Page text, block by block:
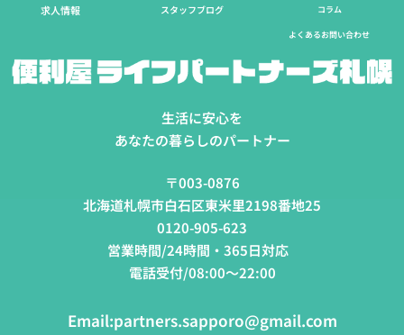
求人情報
スタッフブログ
コラム
よくあるお問い合わせ
生活に安心を
あなたの暮らしのパートナー
〒003-0876
北海道札幌市白石区東米里2198番地25
0120-905-623
営業時間/24時間・365日対応
電話受付/08:00～22:00
Email:partners.sapporo@gmail.com